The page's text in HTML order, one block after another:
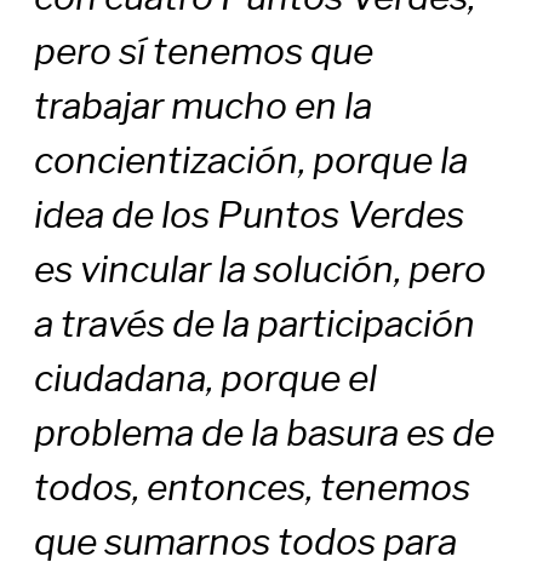
pero sí tenemos que
trabajar mucho en la
concientización, porque la
idea de los Puntos Verdes
es vincular la solución, pero
a través de la participación
ciudadana, porque el
problema de la basura es de
todos, entonces, tenemos
que sumarnos todos para